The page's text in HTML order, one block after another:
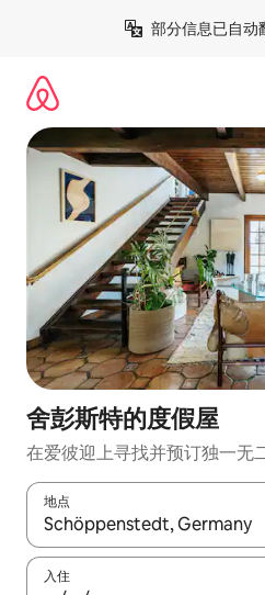
部分信息已自动
舍彭斯特的度假屋
在爱彼迎上寻找并预订独一无
地点
如有搜索结果，请使用上下方
入住